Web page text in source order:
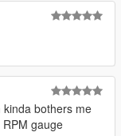
bothers me
gauge